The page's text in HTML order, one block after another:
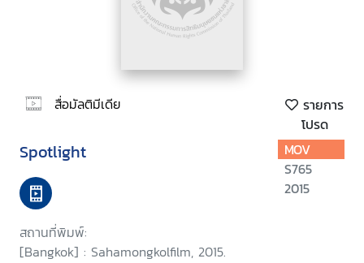
สื่อมัลติมีเดีย
รายการ
โปรด
Spotlight
สถานที่พิมพ์:
[Bangkok] : Sahamongkolfilm, 2015.
MOV
S765
2015